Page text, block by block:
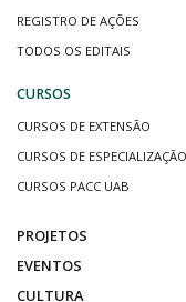
REGISTRO DE AÇÕES
TODOS OS EDITAIS
CURSOS
CURSOS DE EXTENSÃO
CURSOS DE ESPECIALIZAÇÃO
CURSOS PACC UAB
PROJETOS
EVENTOS
CULTURA